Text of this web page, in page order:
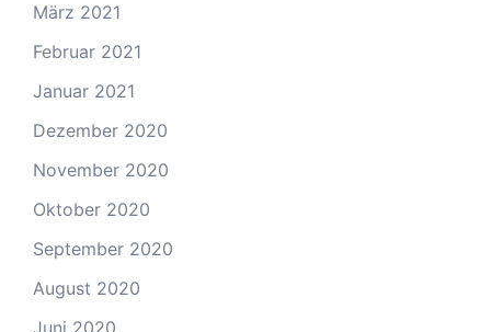
März 2021
Februar 2021
Januar 2021
Dezember 2020
November 2020
Oktober 2020
September 2020
August 2020
Juni 2020